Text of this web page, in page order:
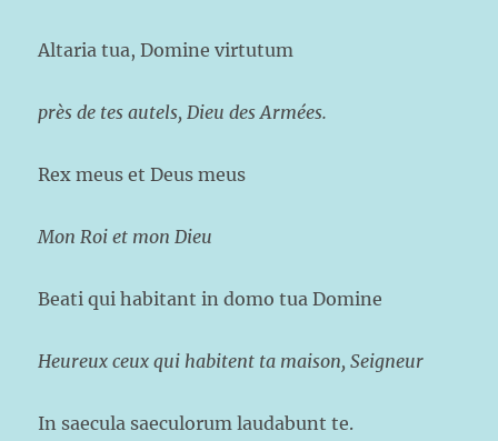
Altaria tua, Domine virtutum
près de tes autels, Dieu des Armées.
Rex meus et Deus meus
Mon Roi et mon Dieu
Beati qui habitant in domo tua Domine
Heureux ceux qui habitent ta maison, Seigneur
In saecula saeculorum laudabunt te.